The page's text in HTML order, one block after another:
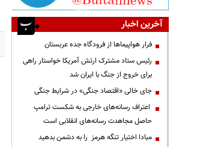
آخرین اخبار
فرار هواپیماها از فرودگاه جده عربستان
رئیس ستاد مشترک ارتش آمریکا خواستار راهی
برای خروج از جنگ با ایران شد
جای خالی «اقتصاد جنگی» در شرایط جنگی
اعتراف رسانه‌های خارجی به شکست ترامپ
حاصل مجاهدت رسانه‌های انقلابی است
مبادا اختیار تنگه هرمز را به دشمن بدهید